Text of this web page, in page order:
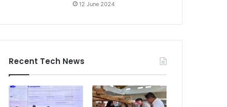
12 June 2024
Recent Tech News